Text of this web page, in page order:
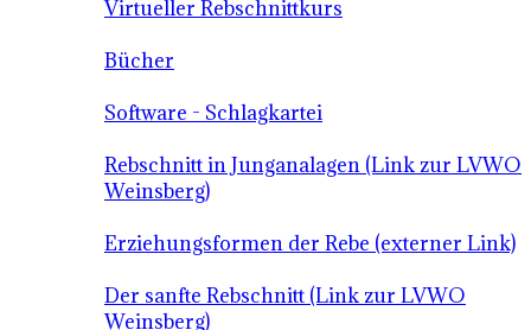
Virtueller Rebschnittkurs
Bücher
Software - Schlagkartei
Rebschnitt in Junganalagen (Link zur LVWO
Weinsberg)
Erziehungsformen der Rebe (externer Link)
Der sanfte Rebschnitt (Link zur LVWO
Weinsberg)